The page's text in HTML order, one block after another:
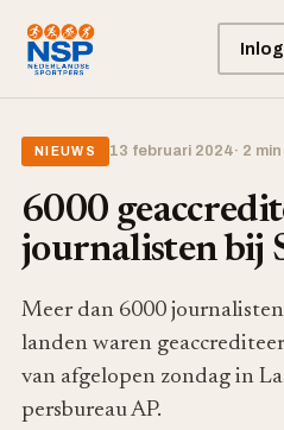
NIEUWS 13 februari 2024· 2
6000
journalisten bij
Meer dan 6000
landen waren
van afgelopen zondag in
persbureau AP.